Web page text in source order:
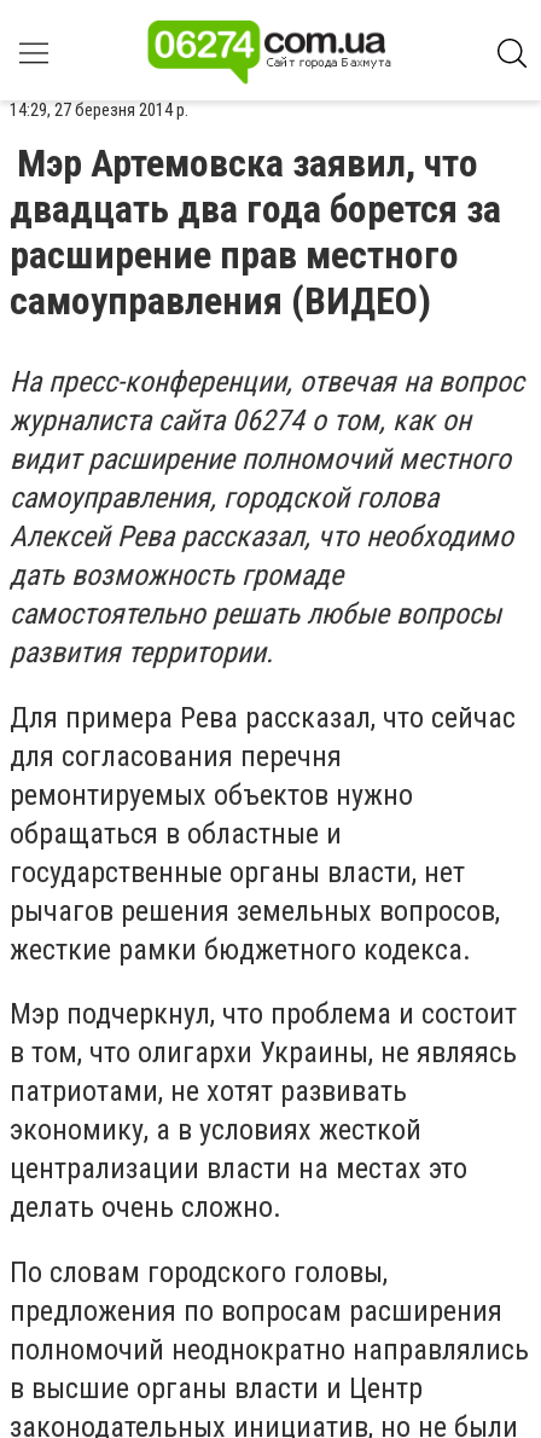
14:29, 27 березня 2014 р.
Мэр Артемовска заявил, что
двадцать два года борется за
расширение прав местного
самоуправления (ВИДЕО)
На пресс-конференции, отвечая на вопрос
журналиста сайта 06274 о том, как он
видит расширение полномочий местного
самоуправления, городской голова
Алексей Рева рассказал, что необходимо
дать возможность громаде
самостоятельно решать любые вопросы
развития территории.
Для примера Рева рассказал, что сейчас
для согласования перечня
ремонтируемых объектов нужно
обращаться в областные и
государственные органы власти, нет
рычагов решения земельных вопросов,
жесткие рамки бюджетного кодекса.
Мэр подчеркнул, что проблема и состоит
в том, что олигархи Украины, не являясь
патриотами, не хотят развивать
экономику, а в условиях жесткой
централизации власти на местах это
делать очень сложно.
По словам городского головы,
предложения по вопросам расширения
полномочий неоднократно направлялись
в высшие органы власти и Центр
законодательных инициатив, но не были